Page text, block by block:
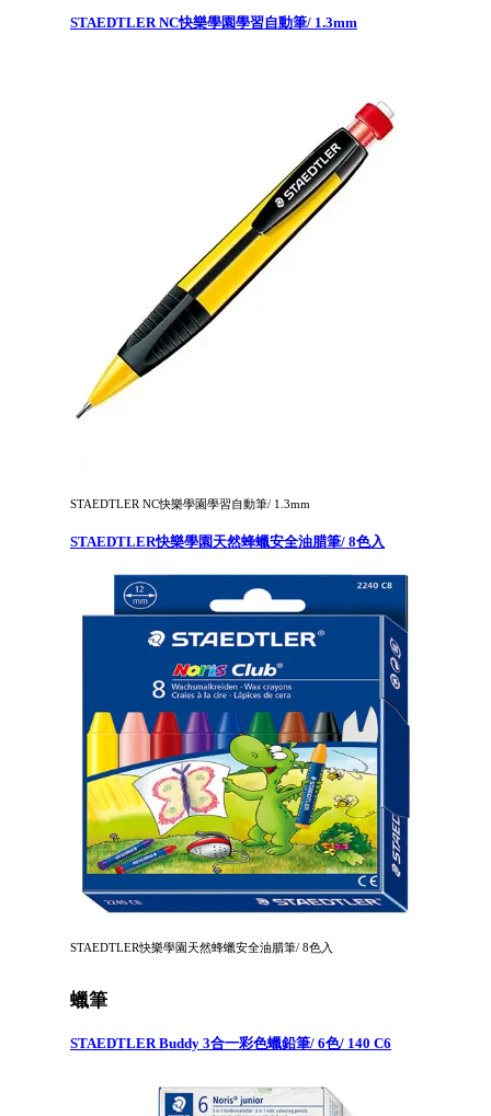
STAEDTLER NC快樂學園學習自動筆/ 1.3mm
STAEDTLER NC快樂學園學習自動筆/ 1.3mm
STAEDTLER快樂學園天然蜂蠟安全油腊筆/ 8色入
STAEDTLER快樂學園天然蜂蠟安全油腊筆/ 8色入
蠟筆
STAEDTLER Buddy 3合一彩色蠟鉛筆/ 6色/ 140 C6